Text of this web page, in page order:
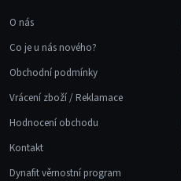
O nás
Co je u nás nového?
Obchodní podmínky
Vrácení zboží / Reklamace
Hodnocení obchodu
Kontakt
Dynafit věrnostní program